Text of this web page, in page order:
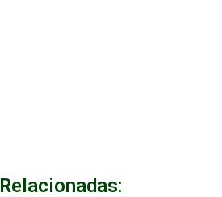
Relacionadas: